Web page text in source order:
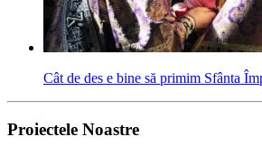
Cât de des e bine să primim Sfânta
Proiectele Noastre